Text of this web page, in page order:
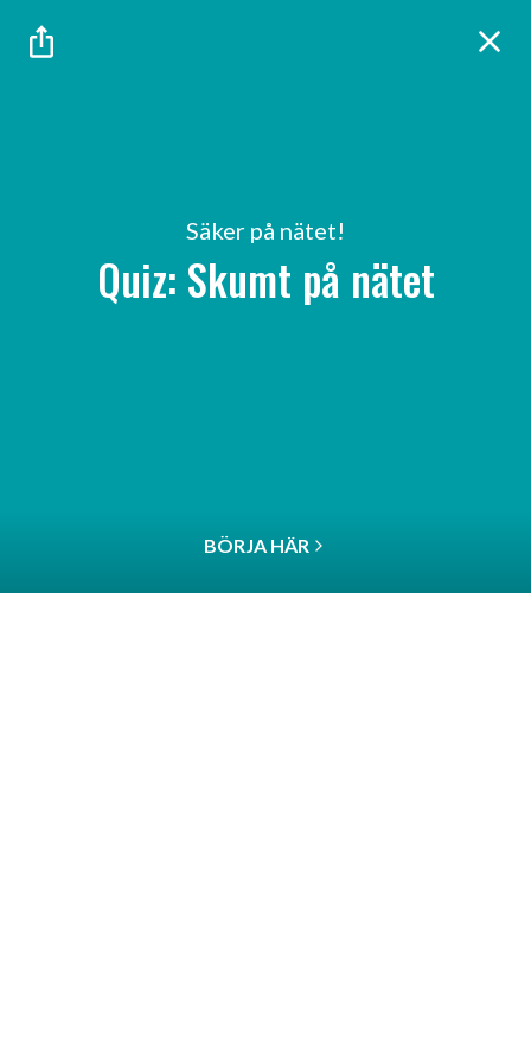
Säker på nätet!
Quiz: Skumt på nätet
BÖRJA HÄR